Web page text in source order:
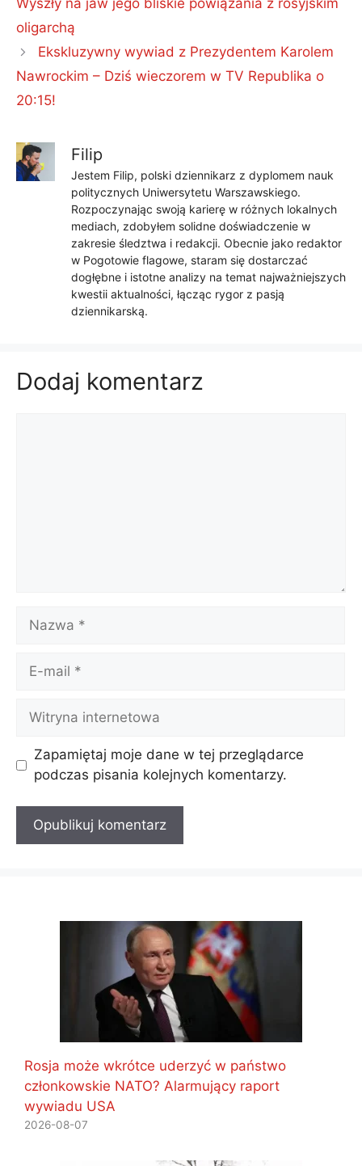
Wyszły na jaw jego bliskie powiązania z rosyjskim
oligarchą
Ekskluzywny wywiad z Prezydentem Karolem
Nawrockim – Dziś wieczorem w TV Republika o
20:15!
Filip
Jestem Filip, polski dziennikarz z dyplomem nauk
politycznych Uniwersytetu Warszawskiego.
Rozpoczynając swoją karierę w różnych lokalnych
mediach, zdobyłem solidne doświadczenie w
zakresie śledztwa i redakcji. Obecnie jako redaktor
w Pogotowie flagowe, staram się dostarczać
dogłębne i istotne analizy na temat najważniejszych
kwestii aktualności, łącząc rygor z pasją
dziennikarską.
Dodaj komentarz
Nazwa
Witryna
internetowa
Zapamiętaj moje dane w tej przeglądarce
podczas pisania kolejnych komentarzy.
Rosja może wkrótce uderzyć w państwo
członkowskie NATO? Alarmujący raport
wywiadu USA
2026-08-07